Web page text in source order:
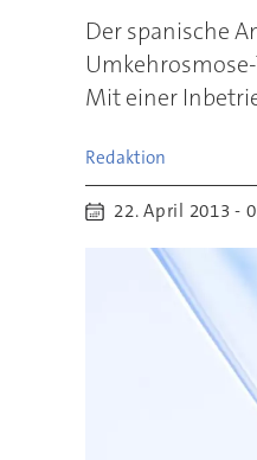
Der spanische
Mit einer
Redaktion
22. April 2013 -